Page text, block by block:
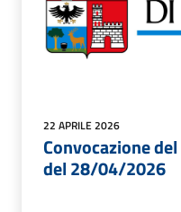
22 APRILE 2026
Convocazione
del 28/04/2026